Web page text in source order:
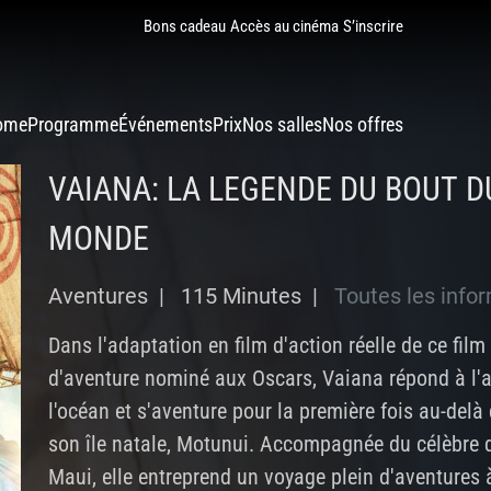
Bons cadeau Accès au cinéma S’inscrire
ProgrammeÉvénementsPrixNos sallesNos offres
VAIANA: LA LEGENDE DU BOUT
MONDE
Aventures | 115 Minutes | Toutes les
Dans l'adaptation en film d'action réelle de ce
d'aventure nominé aux Oscars, Vaiana répond à
l'océan et s'aventure pour la première fois au-delà
son île natale, Motunui. Accompagnée du célèbre
Maui, elle entreprend un voyage plein d'aventures